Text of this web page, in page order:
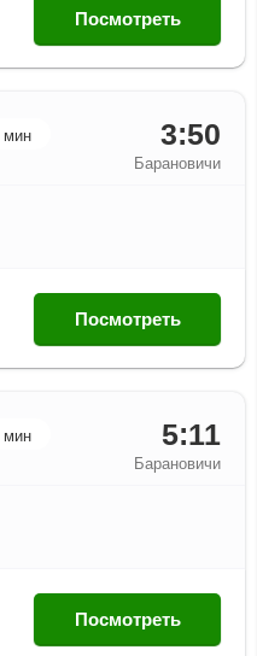
Посмотреть
мин 3:50
Барановичи
Посмотреть
мин 5:11
Барановичи
Посмотреть